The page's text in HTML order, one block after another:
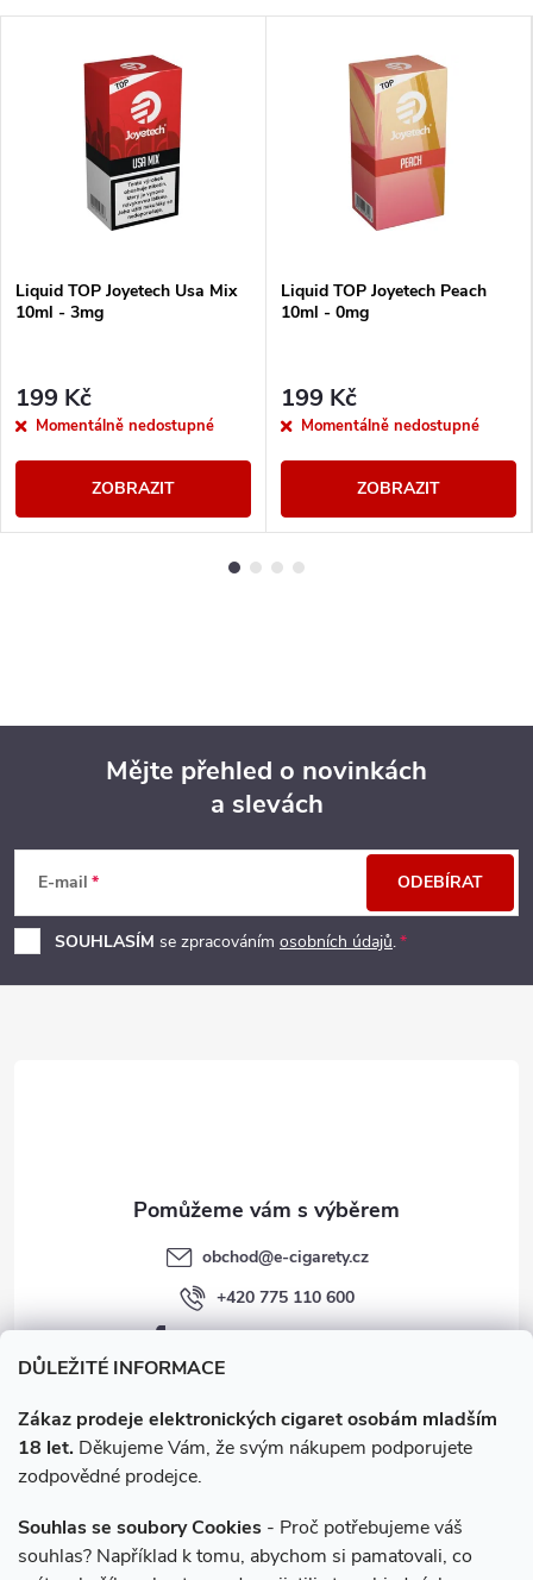
DŮLEŽITÉ INFORMACE
Zákaz prodeje elektronických cigaret osobám mladším
18 let. Děkujeme Vám, že svým nákupem podporujete
zodpovědné prodejce.
Souhlas se soubory Cookies - Proč potřebujeme váš
souhlas? Například k tomu, abychom si pamatovali, co
Liquid TOP Joyetech Usa Mix
10ml - 3mg
199 Kč
Momentálně nedostupné
ZOBRAZIT
Liquid TOP Joyetech Peach
10ml - 0mg
199 Kč
Momentálně nedostupné
ZOBRAZIT
p
a
Mějte přehled o novinkách
a slevách
E-mail
SOUHLASÍM se zpracováním osobních údajů.
ODEBÍRAT
obchod@e-cigarety.cz
+420 775 110 600
facebook.com/e-cigarety.cz